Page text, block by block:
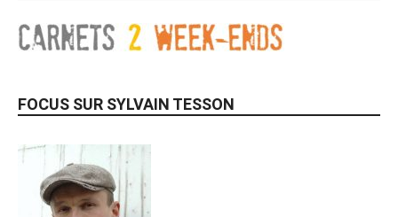
FOCUS SUR SYLVAIN TESSON